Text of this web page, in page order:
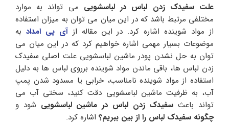
علت سفیدک زدن لباس در لباسشویی می تواند به موارد
مختلفی مرتبط باشد که در این میان می توان به میزان استفاده
از مواد شوینده اشاره کرد. در این مقاله ازآی پی امداد به
موضوعات بسیار مهمی اشاره خواهیم کرد که در این میان می
توان به حل نشدن پودر ماشین لباسشویی علت اصلی سفیدک
زدن لباس ها، باقی ماندن مواد شوینده برروی لباس ها به دلیل
استفاده از مواد شوینده نامناسب، خرابی یا مسدود شدن پمپ
آب، به ظرفیت ماشین لباسشویی دقت کنید، سختی آب می
تواند باعث سفیدک زدن لباس در ماشین لباسشویی شود و
چگونه سفیدک لباس را از بین ببریم؟ اشاره کرد.